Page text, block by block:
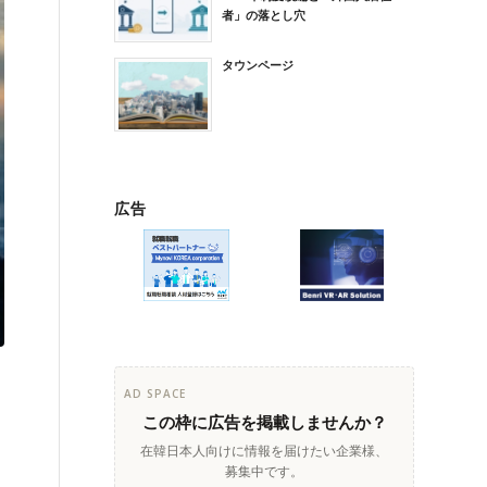
者」の落とし穴
タウンページ
広告
AD SPACE
この枠に広告を掲載しませんか？
在韓日本人向けに情報を届けたい企業様、
募集中です。